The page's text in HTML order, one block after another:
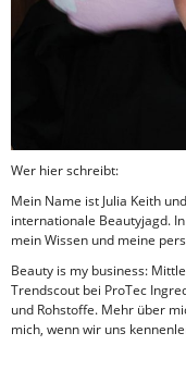
Wer hier schreibt:
Mein Name ist Julia Keith
internationale Beautyjagd.
mein Wissen und meine
Beauty is my business:
Trendscout bei ProTec
und Rohstoffe. Mehr über
mich, wenn wir uns